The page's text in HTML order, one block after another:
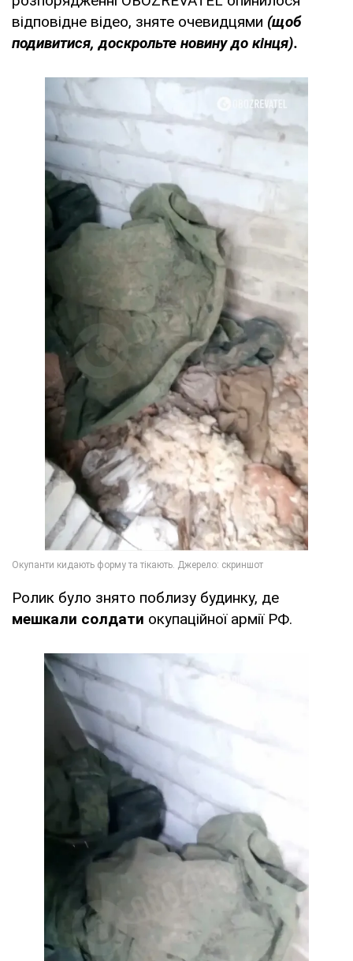
відповідне відео, зняте очевидцями (щоб
подивитися, доскрольте новину до кінця).
Ролик було знято поблизу будинку, де
мешкали солдати окупаційної армії РФ.